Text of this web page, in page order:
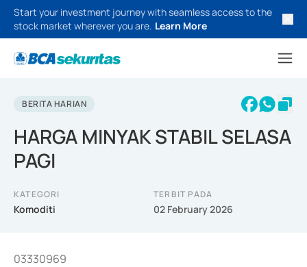
Start your investment journey with seamless access to the
stock market wherever you are. Learn More
BERITA HARIAN
HARGA MINYAK STABIL SELASA
PAGI
KATEGORI
Komoditi
TERBIT PADA
02 February 2026
03330969